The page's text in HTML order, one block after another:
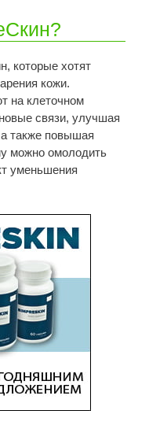
которые хотят
кожи.
на клеточном
связи, улучшая
также повышая
можно омолодить
уменьшения